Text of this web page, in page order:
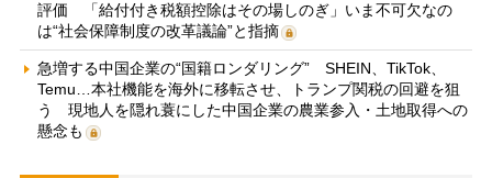
評価 「給付付き税額控除はその場しのぎ」いま不可欠なの
は“社会保障制度の改革議論”と指摘
急増する中国企業の“国籍ロンダリング” SHEIN、TikTok、
Temu…本社機能を海外に移転させ、トランプ関税の回避を狙
う 現地人を隠れ蓑にした中国企業の農業参入・土地取得への
懸念も